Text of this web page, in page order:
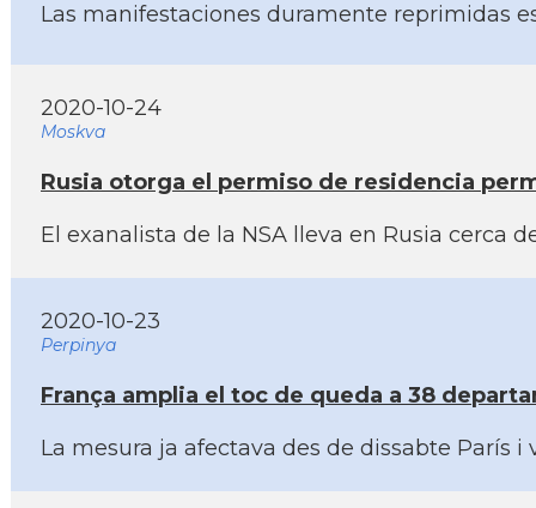
Las manifestaciones duramente reprimidas
2020-10-24
Moskva
Rusia otorga el permiso de residencia
El exanalista de la NSA lleva en Rusia cerca
2020-10-23
Perpinya
França amplia el toc de queda a 38
La mesura ja afectava des de dissabte